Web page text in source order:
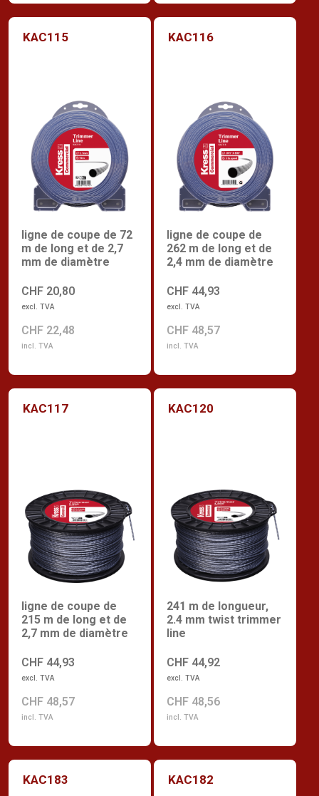
KAC115
ligne de coupe de 72
m de long et de 2,7
mm de diamètre
CHF 20,80
excl. TVA
CHF 22,48
incl. TVA
KAC116
ligne de coupe de
262 m de long et de
2,4 mm de diamètre
CHF 44,93
excl. TVA
CHF 48,57
incl. TVA
KAC117
ligne de coupe de
215 m de long et de
2,7 mm de diamètre
CHF 44,93
excl. TVA
CHF 48,57
incl. TVA
KAC120
241 m de longueur,
2.4 mm twist trimmer
line
CHF 44,92
excl. TVA
CHF 48,56
incl. TVA
KAC183 KAC182